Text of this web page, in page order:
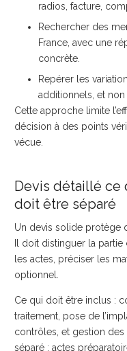
radios, facture,
Rechercher des
France, avec une
concrète.
Repérer les
additionnels, et non
Cette approche limite
décision à des points
vécue.
Devis détaillé
doit être séparé
Un devis solide protège
Il doit distinguer la
les actes, préciser les
optionnel.
Ce qui doit être inclus :
traitement, pose de
contrôles, et gestion
séparé : actes